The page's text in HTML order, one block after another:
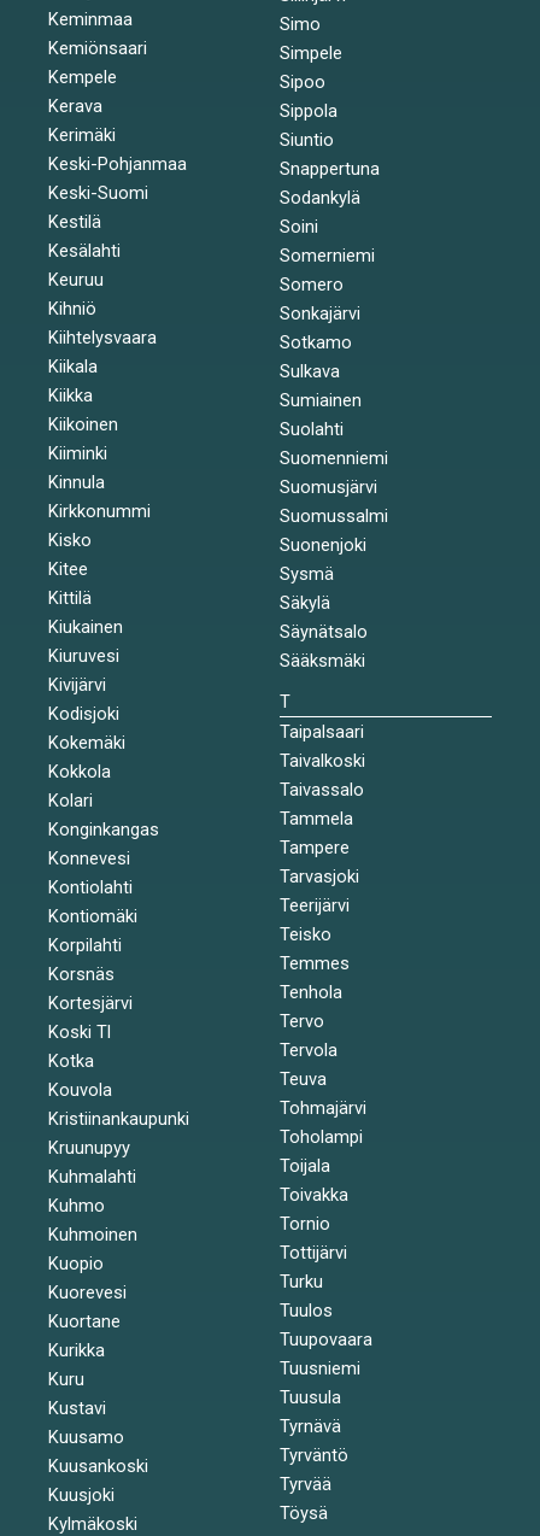
Keminmaa
Kemiönsaari
Kempele
Kerava
Kerimäki
Keski-Pohjanmaa
Keski-Suomi
Kestilä
Kesälahti
Keuruu
Kihniö
Kiihtelysvaara
Kiikala
Kiikka
Kiikoinen
Kiiminki
Kinnula
Kirkkonummi
Kisko
Kitee
Kittilä
Kiukainen
Kiuruvesi
Kivijärvi
Kodisjoki
Kokemäki
Kokkola
Kolari
Konginkangas
Konnevesi
Kontiolahti
Kontiomäki
Korpilahti
Korsnäs
Kortesjärvi
Koski Tl
Kotka
Kouvola
Kristiinankaupunki
Kruunupyy
Kuhmalahti
Kuhmo
Kuhmoinen
Kuopio
Kuorevesi
Kuortane
Kurikka
Kuru
Kustavi
Kuusamo
Kuusankoski
Kuusjoki
Kylmäkoski
Simo
Simpele
Sipoo
Sippola
Siuntio
Snappertuna
Sodankylä
Soini
Somerniemi
Somero
Sonkajärvi
Sotkamo
Sulkava
Sumiainen
Suolahti
Suomenniemi
Suomusjärvi
Suomussalmi
Suonenjoki
Sysmä
Säkylä
Säynätsalo
Sääksmäki
T
Taipalsaari
Taivalkoski
Taivassalo
Tammela
Tampere
Tarvasjoki
Teerijärvi
Teisko
Temmes
Tenhola
Tervo
Tervola
Teuva
Tohmajärvi
Toholampi
Toijala
Toivakka
Tornio
Tottijärvi
Turku
Tuulos
Tuupovaara
Tuusniemi
Tuusula
Tyrnävä
Tyrväntö
Tyrvää
Töysä